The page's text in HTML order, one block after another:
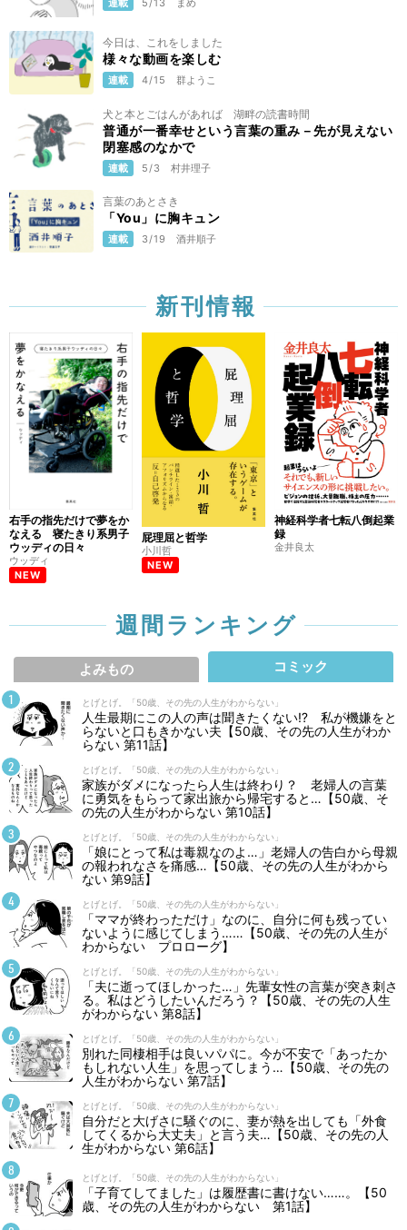
連載 5/13 まめ
今日は、これをしました
様々な動画を楽しむ
連載 4/15 群ようこ
犬と本とごはんがあれば 湖畔の読書時間
普通が一番幸せという言葉の重み－先が見えない
閉塞感のなかで
連載 5/3 村井理子
言葉のあとさき
「You」に胸キュン
連載 3/19 酒井順子
新刊情報
右手の指先だけで夢をか
なえる 寝たきり系男子
ウッディの日々
ウッディ
NEW
屁理屈と哲学
小川哲
NEW
神経科学者七転八倒起業
録
金井良太
週間ランキング
よみもの コミック
とげとげ。「50歳、その先の人生がわからない」
人生最期にこの人の声は聞きたくない⁉ 私が機嫌をと
らないと口もきかない夫【50歳、その先の人生がわか
らない 第11話】
とげとげ。「50歳、その先の人生がわからない」
家族がダメになったら人生は終わり？ 老婦人の言葉
に勇気をもらって家出旅から帰宅すると…【50歳、そ
の先の人生がわからない 第10話】
とげとげ。「50歳、その先の人生がわからない」
「娘にとって私は毒親なのよ…」老婦人の告白から母親
の報われなさを痛感…【50歳、その先の人生がわから
ない 第9話】
とげとげ。「50歳、その先の人生がわからない」
「ママが終わっただけ」なのに、自分に何も残ってい
ないように感じてしまう……【50歳、その先の人生が
わからない プロローグ】
とげとげ。「50歳、その先の人生がわからない」
「夫に逝ってほしかった…」先輩女性の言葉が突き刺さ
る。私はどうしたいんだろう？【50歳、その先の人生
がわからない 第8話】
とげとげ。「50歳、その先の人生がわからない」
別れた同棲相手は良いパパに。今が不安で「あったか
もしれない人生」を思ってしまう…【50歳、その先の
人生がわからない 第7話】
とげとげ。「50歳、その先の人生がわからない」
自分だと大げさに騒ぐのに、妻が熱を出しても「外食
してくるから大丈夫」と言う夫…【50歳、その先の人
生がわからない 第6話】
とげとげ。「50歳、その先の人生がわからない」
「子育てしてました」は履歴書に書けない……。【50
歳、その先の人生がわからない 第1話】